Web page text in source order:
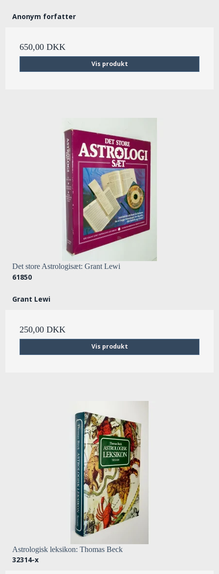
Anonym forfatter
650,00 DKK
Vis produkt
Det store Astrologisæt: Grant Lewi
61850
Grant Lewi
250,00 DKK
Vis produkt
Astrologisk leksikon: Thomas Beck
32314-x